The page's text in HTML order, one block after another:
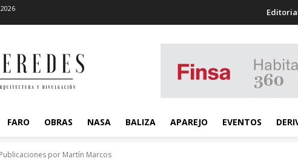
FARO OBRAS NASA BALIZA APAREJO EVENTOS
Publicaciones por Martín Marcos